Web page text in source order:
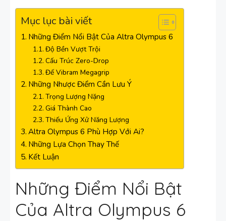
Mục lục bài viết
Những Điểm Nổi Bật Của Altra Olympus 6
Độ Bền Vượt Trội
Cấu Trúc Zero-Drop
Đế Vibram Megagrip
Những Nhược Điểm Cần Lưu Ý
Trọng Lượng Nặng
Giá Thành Cao
Thiếu Ứng Xử Năng Lượng
Altra Olympus 6 Phù Hợp Với Ai?
Những Lựa Chọn Thay Thế
Kết Luận
Những Điểm Nổi Bật
Của Altra Olympus 6